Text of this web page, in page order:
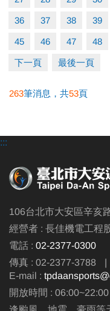
36 37 38 39
45 46 47 48
下一頁 最後一頁
263筆消息，共53頁
:::
106台北市大安區辛亥
經營者 : 長佳機電工程
電話 : 02-2377-0300
傳真 : 02-2377-3788
|
E-mail :
開放時間 :